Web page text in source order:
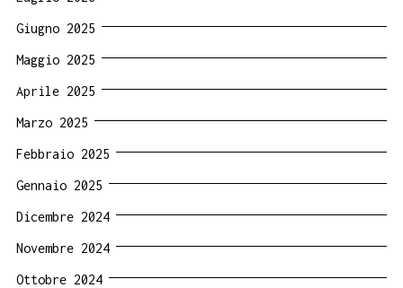
Giugno 2025
Maggio 2025
Aprile 2025
Marzo 2025
Febbraio 2025
Gennaio 2025
Dicembre 2024
Novembre 2024
Ottobre 2024